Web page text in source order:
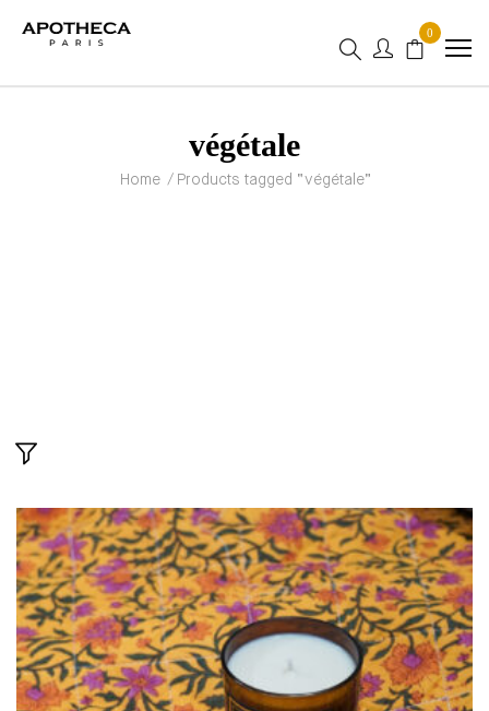
0
végétale
Home / Products tagged “végétale”